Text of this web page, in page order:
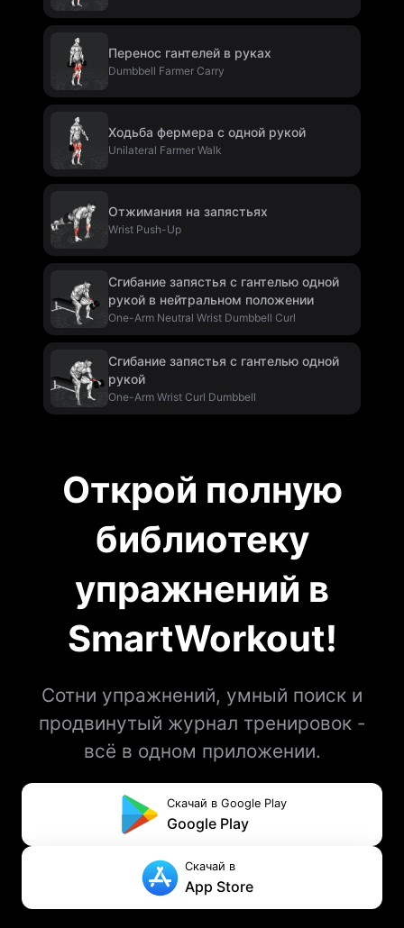
Перенос гантелей в руках
Dumbbell Farmer Carry
Ходьба фермера с одной рукой
Unilateral Farmer Walk
Отжимания на запястьях
Wrist Push-Up
Сгибание запястья с гантелью одной
рукой в нейтральном положении
One-Arm Neutral Wrist Dumbbell Curl
Сгибание запястья с гантелью одной
рукой
One-Arm Wrist Curl Dumbbell
Открой полную
библиотеку
упражнений в
SmartWorkout!
Сотни упражнений, умный поиск и
продвинутый журнал тренировок -
всё в одном приложении.
Скачай в Google Play
Google Play
Скачай в
App Store